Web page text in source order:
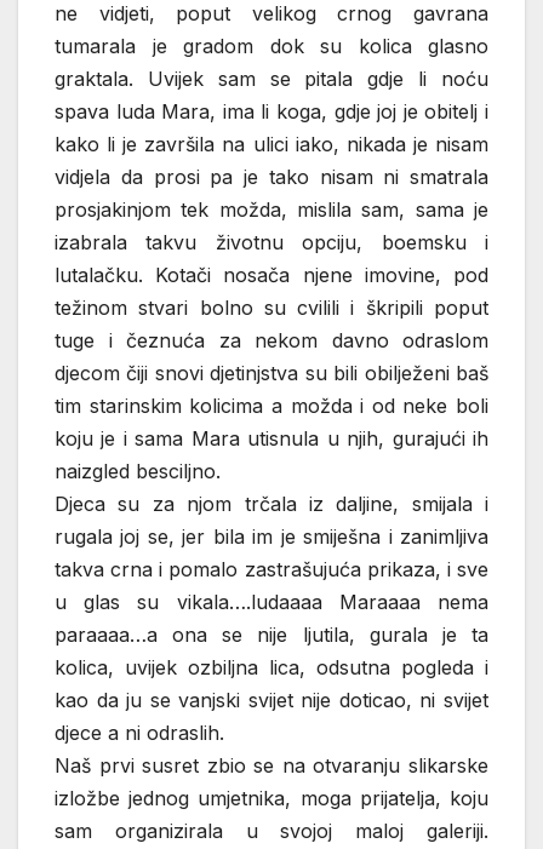
ne vidjeti, poput velikog crnog gavrana
tumarala je gradom dok su kolica glasno
graktala. Uvijek sam se pitala gdje li noću
spava luda Mara, ima li koga, gdje joj je obitelj i
kako li je završila na ulici iako, nikada je nisam
vidjela da prosi pa je tako nisam ni smatrala
prosjakinjom tek možda, mislila sam, sama je
izabrala takvu životnu opciju, boemsku i
lutalačku. Kotači nosača njene imovine, pod
težinom stvari bolno su cvilili i škripili poput
tuge i čeznuća za nekom davno odraslom
djecom čiji snovi djetinjstva su bili obilježeni baš
tim starinskim kolicima a možda i od neke boli
koju je i sama Mara utisnula u njih, gurajući ih
naizgled besciljno.
Djeca su za njom trčala iz daljine, smijala i
rugala joj se, jer bila im je smiješna i zanimljiva
takva crna i pomalo zastrašujuća prikaza, i sve
u glas su vikala….ludaaaa Maraaaa nema
paraaaa…a ona se nije ljutila, gurala je ta
kolica, uvijek ozbiljna lica, odsutna pogleda i
kao da ju se vanjski svijet nije doticao, ni svijet
djece a ni odraslih.
Naš prvi susret zbio se na otvaranju slikarske
izložbe jednog umjetnika, moga prijatelja, koju
sam organizirala u svojoj maloj galeriji.